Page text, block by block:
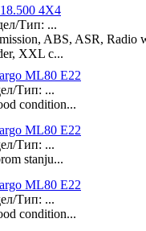
4X4
Тип: ...
ABS, ASR, Radio
XXL c...
ML80 E22
Тип: ...
condition...
ML80 E22
Тип: ...
stanju...
ML80 E22
Тип: ...
condition...